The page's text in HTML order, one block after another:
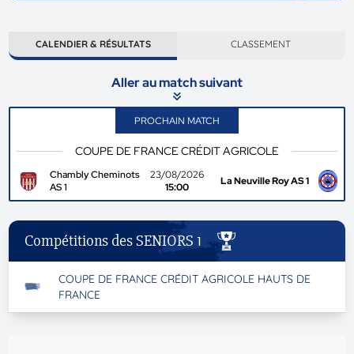
CALENDIER & RÉSULTATS CLASSEMENT
Aller au match suivant
PROCHAIN MATCH
COUPE DE FRANCE CRÉDIT AGRICOLE
Chambly Cheminots
AS 1
23/08/2026
15:00
La Neuville Roy AS 1
Compétitions des SENIORS 1
COUPE DE FRANCE CRÉDIT AGRICOLE HAUTS DE
FRANCE